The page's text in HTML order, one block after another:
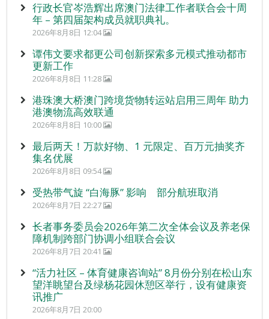
行政长官岑浩辉出席澳门法律工作者联合会十周
年 – 第四届架构成员就职典礼。
2026年8月8日 12:04
谭伟文要求都更公司创新探索多元模式推动都市
更新工作
2026年8月8日 11:28
港珠澳大桥澳门跨境货物转运站启用三周年 助力
港澳物流高效联通
2026年8月8日 10:00
最后两天！万款好物、1 元限定、百万元抽奖齐
集名优展
2026年8月8日 09:54
受热带气旋 “白海豚” 影响 部分航班取消
2026年8月7日 22:27
长者事务委员会2026年第二次全体会议及养老保
障机制跨部门协调小组联合会议
2026年8月7日 20:41
“活力社区 – 体育健康咨询站” 8月份分别在松山东
望洋眺望台及绿杨花园休憩区举行，设有健康资
讯推广
2026年8月7日 20:00